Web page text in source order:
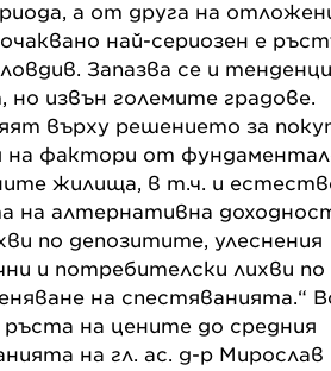
а от друга на
най-сериозен е
Запазва се и
извън големите градове.
върху решението за
на фактори от
жилища, в т.ч. и
на алтернативна
по депозитите, улеснения
и потребителски лихви по
на спестяванията.“
на цените до средния
на гл. ас. д-р Мирослав